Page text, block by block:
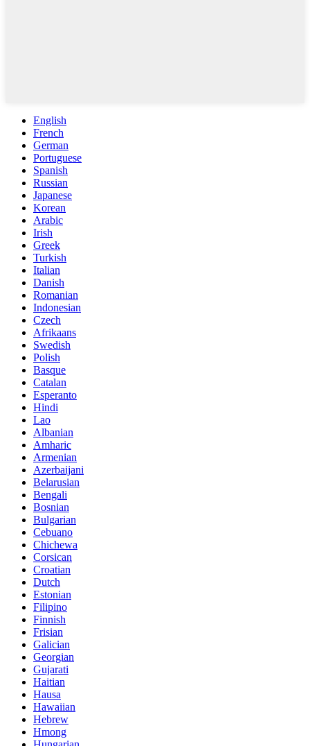
English
French
German
Portuguese
Spanish
Russian
Japanese
Korean
Arabic
Irish
Greek
Turkish
Italian
Danish
Romanian
Indonesian
Czech
Afrikaans
Swedish
Polish
Basque
Catalan
Esperanto
Hindi
Lao
Albanian
Amharic
Armenian
Azerbaijani
Belarusian
Bengali
Bosnian
Bulgarian
Cebuano
Chichewa
Corsican
Croatian
Dutch
Estonian
Filipino
Finnish
Frisian
Galician
Georgian
Gujarati
Haitian
Hausa
Hawaiian
Hebrew
Hmong